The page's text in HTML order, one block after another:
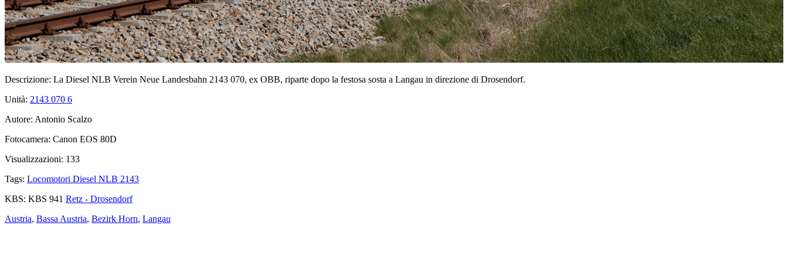
Descrizione: La Diesel NLB Verein Neue Landesbahn 2143 070, ex OBB, riparte dopo la festosa sosta a Langau in direzione di Drosendorf.
Unità: 2143 070 6
Autore: Antonio Scalzo
Fotocamera: Canon EOS 80D
Visualizzazioni: 133
Tags: Locomotori Diesel NLB 2143
KBS: KBS 941 Retz - Drosendorf
Austria, Bassa Austria, Bezirk Horn, Langau